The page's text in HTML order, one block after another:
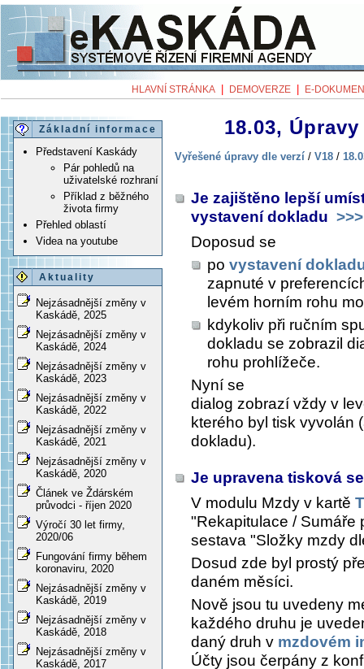
HLAVNÍ STRÁNKA DEMOVERZE E-
Základní informace
Představení Kaskády
Pár pohledů na
uživatelské rozhraní
Příklad z běžného
života firmy
Přehled oblastí
Videa na youtube
Aktuality
Nejzásadnější změny v
Kaskádě, 2025
Nejzásadnější změny v
Kaskádě, 2024
Nejzásadnější změny v
Kaskádě, 2023
Nejzásadnější změny v
Kaskádě, 2022
Nejzásadnější změny v
Kaskádě, 2021
Nejzásadnější změny v
Kaskádě, 2020
Článek ve Ždárském
průvodci - říjen 2020
Výročí 30 let firmy,
2020/06
Fungování firmy během
koronaviru, 2020
Nejzásadnější změny v
Kaskádě, 2019
Nejzásadnější změny v
Kaskádě, 2018
Nejzásadnější změny v
Kaskádě, 2017
18.03,
Vyřešené úpravy dle verzí / V18 /
Je zajištěno lepší
vystavení dokladu >>>
Doposud se
po vystavení
zapnuté v
levém horním rohu
kdykoliv při ručním
dokladu se zobrazil
rohu prohlížeče.
Nyní se
dialog zobrazí vždy v
kterého byl tisk vyvolán
dokladu).
Je upravena tisková
V modulu Mzdy v kartě
"Rekapitulace / Sumáře
sestava "Složky mzdy
Dosud zde byl prostý
daném měsíci.
Nově jsou tu uvedeny
každého druhu je
daný druh v mzdovém
Účty jsou čerpány z